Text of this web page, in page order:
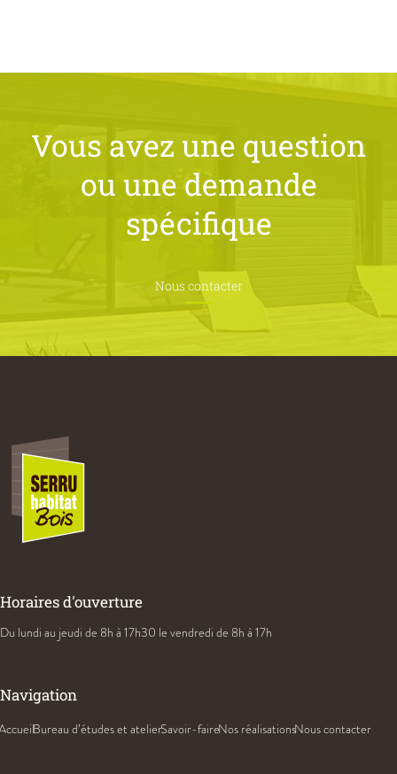
Vous avez une question
ou une demande
spécifique
Nous contacter
Horaires d'ouverture
Du lundi au jeudi de 8h à 17h30 le vendredi de 8h à 17h
Navigation
Bureau d’études et atelierSavoir-faireNos réalisationsNous contacter